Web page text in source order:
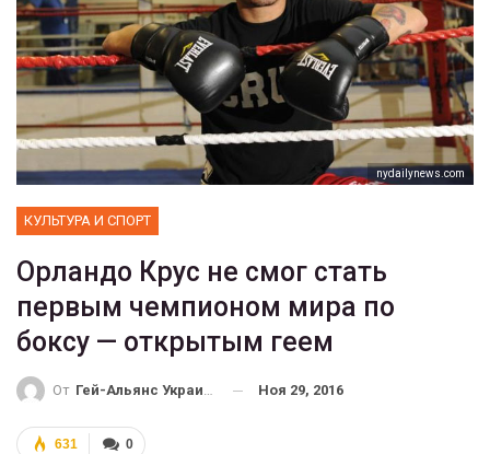
nydailynews.com
КУЛЬТУРА И СПОРТ
Орландо Крус не смог стать
первым чемпионом мира по
боксу — открытым геем
От Гей-Альянс Украина Ноя 29, 2016
0
631